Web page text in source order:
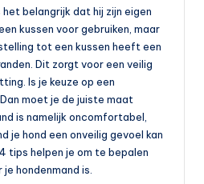
het belangrijk dat hij zijn eigen
kussen voor gebruiken, maar
tot een kussen heeft een
Dit zorgt voor een veilig
Is je keuze op een
moet je de juiste maat
is namelijk oncomfortabel,
je hond een onveilig gevoel kan
tips helpen je om te bepalen
hondenmand is.